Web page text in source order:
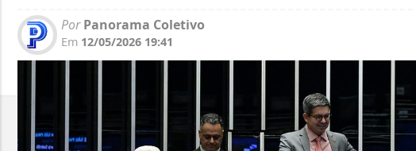
PorPanorama Coletivo
Em 12/05/2026 19:41